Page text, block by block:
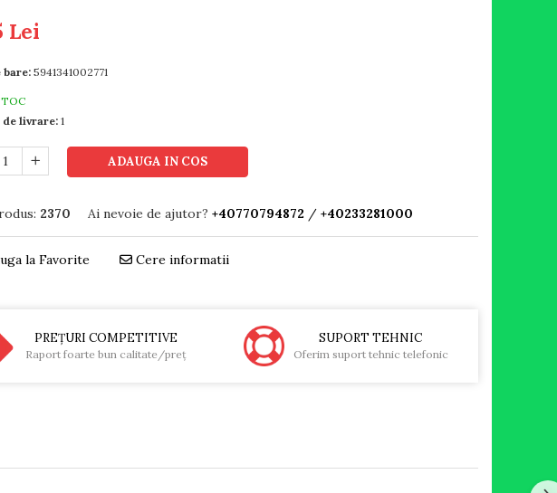
Lei
bare:5941341002771
de livrare: 1
ADAUGA IN COS
2370 Ai nevoie de ajutor? +40770794872 / +40233281000
la Favorite Cere informatii
PREŢURI COMPETITIVE
Raport foarte bun calitate/preţ
SUPORT TEHNIC
Oferim suport tehnic telefonic